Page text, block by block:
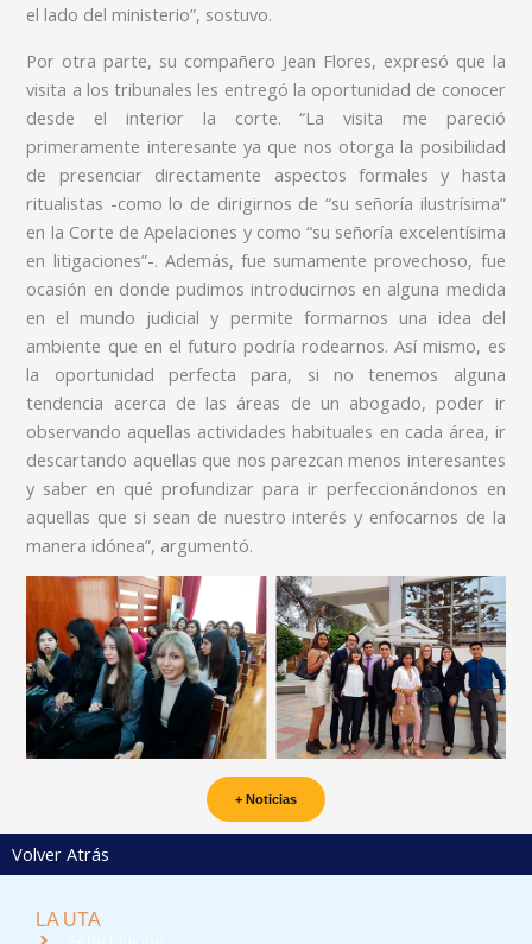
el lado del ministerio”, sostuvo.
Por otra parte, su compañero Jean Flores, expresó que la
visita a los tribunales les entregó la oportunidad de conocer
desde el interior la corte. “La visita me pareció
primeramente interesante ya que nos otorga la posibilidad
de presenciar directamente aspectos formales y hasta
ritualistas -como lo de dirigirnos de “su señoría ilustrísima”
en la Corte de Apelaciones y como “su señoría excelentísima
en litigaciones”-. Además, fue sumamente provechoso, fue
ocasión en donde pudimos introducirnos en alguna medida
en el mundo judicial y permite formarnos una idea del
ambiente que en el futuro podría rodearnos. Así mismo, es
la oportunidad perfecta para, si no tenemos alguna
tendencia acerca de las áreas de un abogado, poder ir
observando aquellas actividades habituales en cada área, ir
descartando aquellas que nos parezcan menos interesantes
y saber en qué profundizar para ir perfeccionándonos en
aquellas que si sean de nuestro interés y enfocarnos de la
manera idónea”, argumentó.
+ Noticias
Volver Atrás
LA UTA